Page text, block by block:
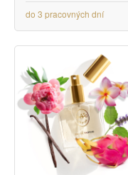
do 3 pracovných dní